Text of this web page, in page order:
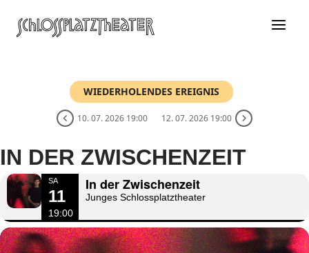
Inhalt
WIEDERHOLENDES EREIGNIS
10. 07. 2026 19:00 12. 07. 2026 19:00
IN DER ZWISCHENZEIT
SA
11
19:00
In der Zwischenzeit
Junges Schlossplatztheater